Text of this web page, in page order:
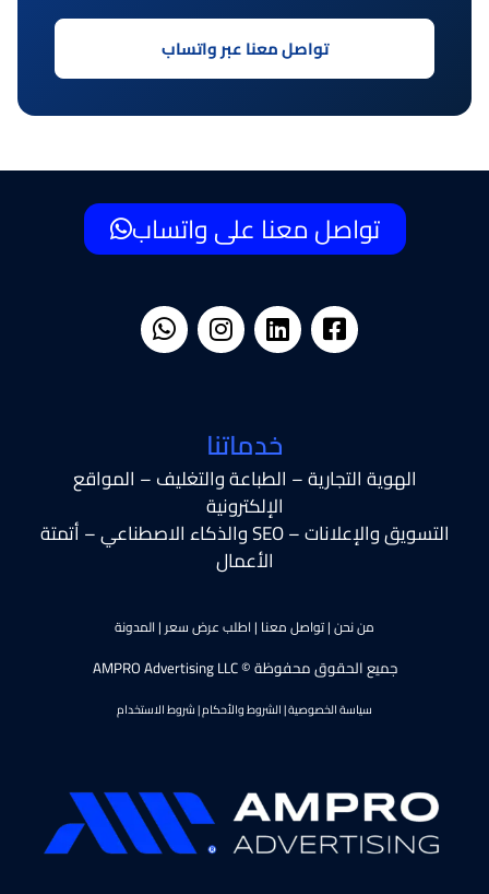
تواصل معنا عبر واتساب
تواصل معنا على واتساب
خدماتنا
الهوية التجارية – الطباعة والتغليف – المواقع
الإلكترونية
التسويق والإعلانات – SEO والذكاء الاصطناعي – أتمتة
الأعمال
من نحن|تواصل معنا | اطلب عرض سعر| المدونة
جميع الحقوق محفوظة © AMPRO Advertising LLC
سياسة الخصوصية|الشروط والأحكام|شروط الاستخدام